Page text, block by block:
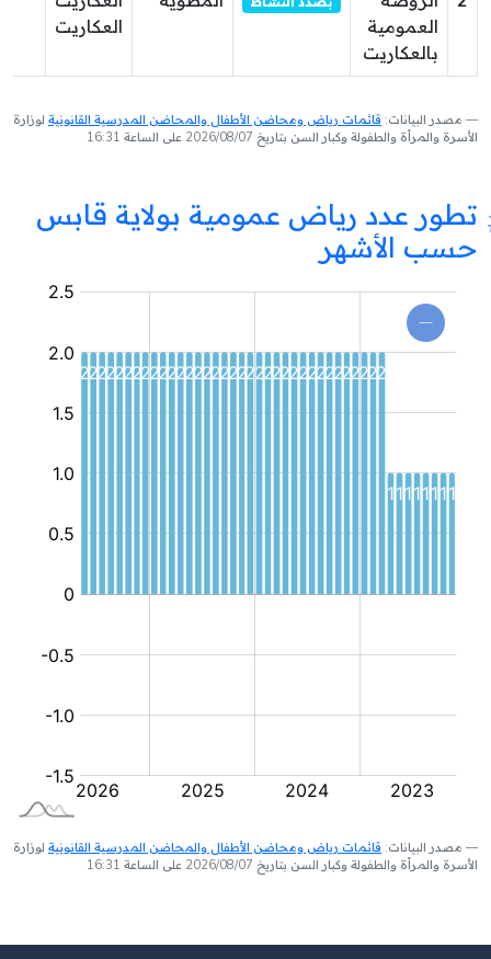
العمومية
بالعكاريت
العكاريت
مصدر البيانات: قائمات رياض ومحاضن الأطفال والمحاضن المدرسية القانونية لوزارة
الأسرة والمرأة والطفولة وكبار السن بتاريخ 2026/08/07 على الساعة 16:31
تطور عدد رياض عمومية بولاية قابس
حسب الأشهر
روضة
مصدر البيانات: قائمات رياض ومحاضن الأطفال والمحاضن المدرسية القانونية لوزارة
الأسرة والمرأة والطفولة وكبار السن بتاريخ 2026/08/07 على الساعة 16:31